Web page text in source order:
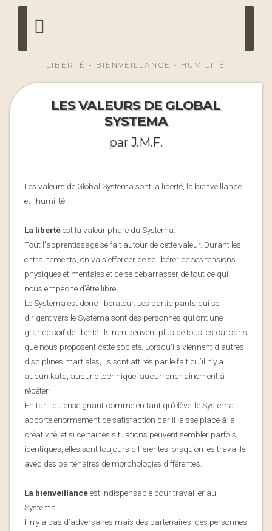
LIBERTÉ - BIENVEILLANCE - HUMILITÉ
LES VALEURS DE GLOBAL
SYSTEMA
par J.M.F.
Les valeurs de Global Systema sont la liberté, la bienveillance
et l’humilité
La libertéest la valeur phare du Systema.
Tout l’apprentissage se fait autour de cette valeur. Durant les
entrainements, on va s’efforcer de se libérer de ses tensions
physiques et mentales et de se débarrasser de tout ce qui
nous empêche d’être libre.
Le Systema est donc libérateur. Les participants qui se
dirigent vers le Systema sont des personnes qui ont une
grande soif de liberté. Ils n’en peuvent plus de tous les carcans
que nous proposent cette société. Lorsqu’ils viennent d’autres
disciplines martiales, ils sont attirés par le fait qu’il n’y a
aucun kata, aucune technique, aucun enchainement à
répéter.
En tant qu’enseignant comme en tant qu’élève, le Systema
apporte énormément de satisfaction car il laisse place à la
créativité, et si certaines situations peuvent sembler parfois
identiques, elles sont toujours différentes lorsqu’on les travaille
avec des partenaires de morphologies différentes.
La bienveillanceest indispensable pour travailler au
Systema.
Il n’y a pas d’adversaires mais des partenaires, des personnes